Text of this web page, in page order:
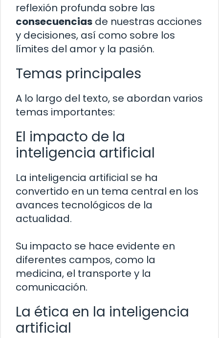
reflexión profunda sobre las
consecuencias de nuestras acciones
y decisiones, así como sobre los
límites del amor y la pasión.
Temas principales
A lo largo del texto, se abordan varios
temas importantes:
El impacto de la
inteligencia artificial
La inteligencia artificial se ha
convertido en un tema central en los
avances tecnológicos de la
actualidad.
Su impacto se hace evidente en
diferentes campos, como la
medicina, el transporte y la
comunicación.
La ética en la inteligencia
artificial